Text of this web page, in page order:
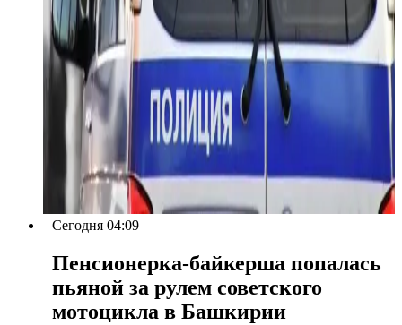
Сегодня 04:09
Пенсионерка-байкерша попалась
пьяной за рулем советского
мотоцикла в Башкирии